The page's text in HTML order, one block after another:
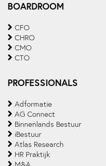
BOARDROOM
CFO
CHRO
CMO
CTO
PROFESSIONALS
Adformatie
AG Connect
Binnenlands Bestuur
iBestuur
Atlas Research
HR Praktijk